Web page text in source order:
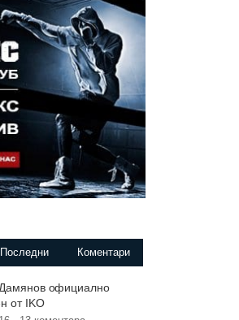
Последни Коментари
официално
от IKO